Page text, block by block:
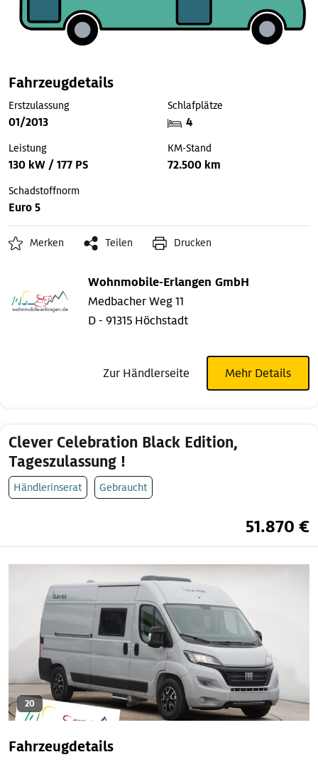
Fahrzeugdetails
Erstzulassung
01/2013
Schlafplätze
4
Leistung
130 kW / 177 PS
KM-Stand
72.500 km
Schadstoffnorm
Euro 5
Merken Teilen Drucken
Wohnmobile-Erlangen GmbH
Medbacher Weg 11
D - 91315 Höchstadt
Zur Händlerseite Mehr Details
Clever Celebration Black Edition,
Tageszulassung !
Händlerinserat Gebraucht
51.870 €
20
Fahrzeugdetails